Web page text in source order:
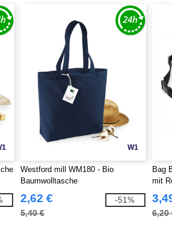
W1
Westford mill WM180 - Bio
Baumwolltasche
2,62 €
5,40 €
-51%
Bag
mit
6,20